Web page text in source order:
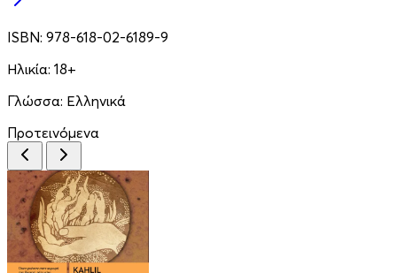
ISBN: 978-618-02-6189-9
Ηλικία: 18+
Γλώσσα: Ελληνικά
Προτεινόμενα